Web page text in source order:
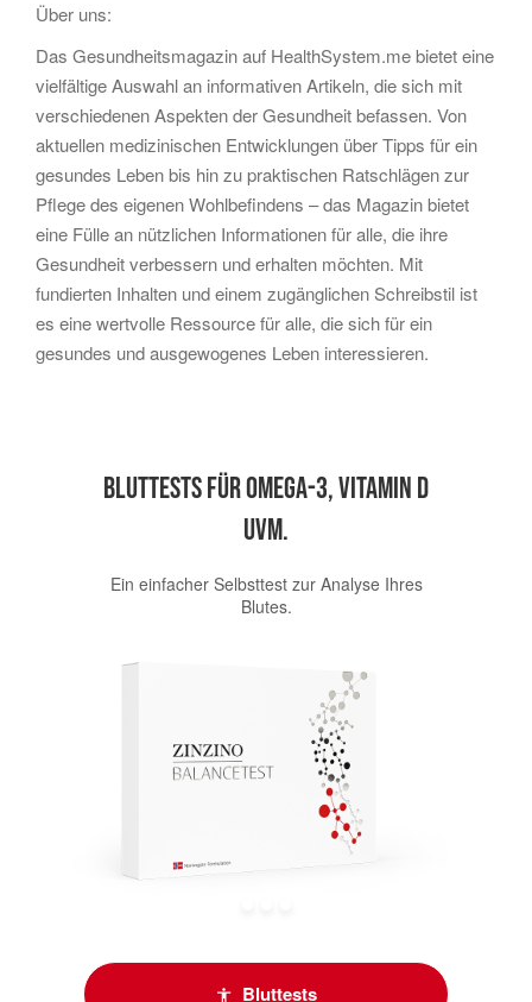
Über uns:
Das Gesundheitsmagazin auf HealthSystem.me bietet eine
vielfältige Auswahl an informativen Artikeln, die sich mit
verschiedenen Aspekten der Gesundheit befassen. Von
aktuellen medizinischen Entwicklungen über Tipps für ein
gesundes Leben bis hin zu praktischen Ratschlägen zur
Pflege des eigenen Wohlbefindens – das Magazin bietet
eine Fülle an nützlichen Informationen für alle, die ihre
Gesundheit verbessern und erhalten möchten. Mit
fundierten Inhalten und einem zugänglichen Schreibstil ist
es eine wertvolle Ressource für alle, die sich für ein
gesundes und ausgewogenes Leben interessieren.
Bluttests für Omega-3, Vitamin D
uvm.
Ein einfacher Selbsttest zur Analyse Ihres
Blutes.
Bluttests